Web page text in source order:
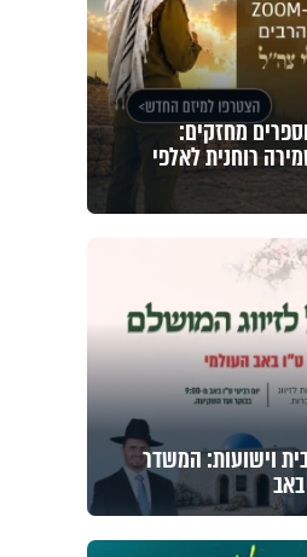
מחזקים:
רוחנית לאלפי
וישועות: המשדר